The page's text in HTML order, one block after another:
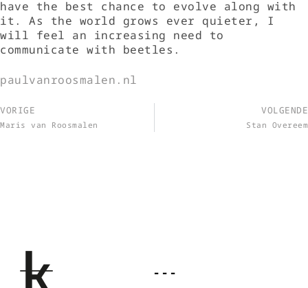
have the best chance to evolve along with
it. As the world grows ever quieter, I
will feel an increasing need to
communicate with beetles.
paulvanroosmalen.nl
VORIGE
Maris van Roosmalen
VOLGENDE
Stan Overeem
- - -